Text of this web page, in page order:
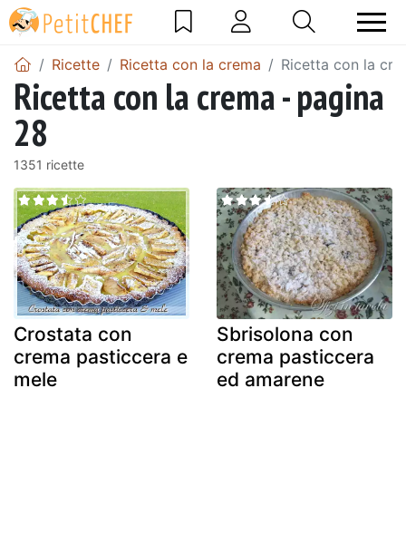
Ricette Ricetta con la crema Ricetta con la
Ricetta con la crema - pagina
28
1351 ricette
Crostata con
crema pasticcera e
mele
Sbrisolona con
crema pasticcera
ed amarene